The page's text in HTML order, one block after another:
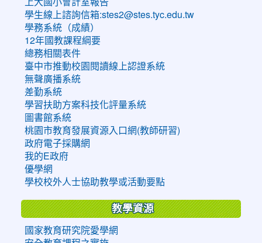
學生線上諮詢信箱:stes2@stes.tyc.edu.tw
學務系統（成績）
12年國教課程綱要
總務相關表件
臺中市推動校園閱讀線上認證系統
無聲廣播系統
差勤系統
學習扶助方案科技化評量系統
圖書館系統
桃園市教育發展資源入口網(教師研習)
政府電子採購網
我的E政府
優學網
學校校外人士協助教學或活動要點
教學資源
國家教育研究院愛學網